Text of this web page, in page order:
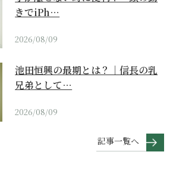
きでiPh…
2026/08/09
池田恒興の最期とは？｜信長の乳
兄弟として…
2026/08/09
記事一覧へ